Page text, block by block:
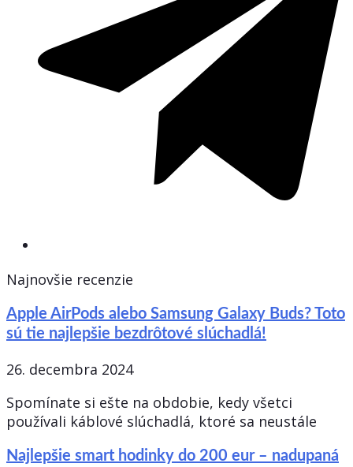
Najnovšie recenzie
Apple AirPods alebo Samsung Galaxy Buds? Toto
sú tie najlepšie bezdrôtové slúchadlá!
26. decembra 2024
Spomínate si ešte na obdobie, kedy všetci
používali káblové slúchadlá, ktoré sa neustále
Najlepšie smart hodinky do 200 eur – nadupaná